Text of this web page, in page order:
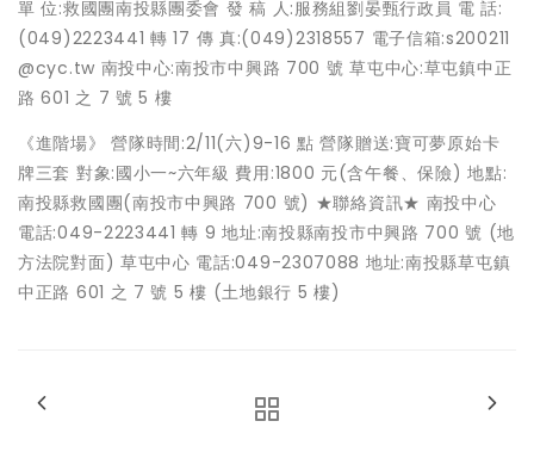
單 位:救國團南投縣團委會 發 稿 人:服務組劉晏甄行政員 電 話:
(049)2223441 轉 17 傳 真:(049)2318557 電子信箱:s200211
@cyc.tw 南投中心:南投市中興路 700 號 草屯中心:草屯鎮中正
路 601 之 7 號 5 樓
《進階場》 營隊時間:2/11(六)9-16 點 營隊贈送:寶可夢原始卡
牌三套 對象:國小一~六年級 費用:1800 元(含午餐、保險) 地點:
南投縣救國團(南投市中興路 700 號) ★聯絡資訊★ 南投中心
電話:049-2223441 轉 9 地址:南投縣南投市中興路 700 號 (地
方法院對面) 草屯中心 電話:049-2307088 地址:南投縣草屯鎮
中正路 601 之 7 號 5 樓 (土地銀行 5 樓)